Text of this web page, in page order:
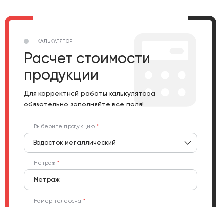
КАЛЬКУЛЯТОР
Расчет стоимости
продукции
Для корректной работы калькулятора
обязательно заполняйте все поля!
Выберите продукцию
Водосток металлический
Метраж
Номер телефона